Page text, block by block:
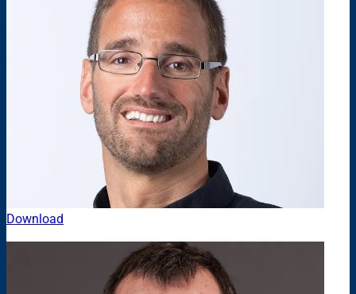
Download